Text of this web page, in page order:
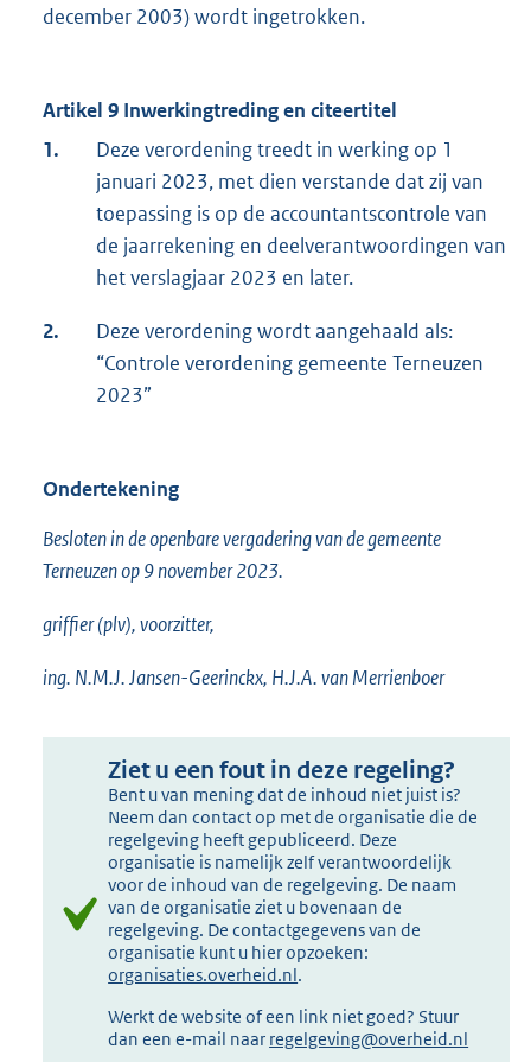
december 2003) wordt ingetrokken.
Artikel 9 Inwerkingtreding en citeertitel
1.
Deze verordening treedt in werking op 1
januari 2023, met dien verstande dat zij van
toepassing is op de accountantscontrole van
de jaarrekening en deelverantwoordingen van
het verslagjaar 2023 en later.
2.
Deze verordening wordt aangehaald als:
“Controle verordening gemeente Terneuzen
2023”
Ondertekening
Besloten in de openbare vergadering van de gemeente
Terneuzen op 9 november 2023.
griffier (plv), voorzitter,
ing. N.M.J. Jansen-Geerinckx, H.J.A. van Merrienboer
Ziet u een fout in deze regeling?
Bent u van mening dat de inhoud niet juist is?
Neem dan contact op met de organisatie die de
regelgeving heeft gepubliceerd. Deze
organisatie is namelijk zelf verantwoordelijk
voor de inhoud van de regelgeving. De naam
van de organisatie ziet u bovenaan de
regelgeving. De contactgegevens van de
organisatie kunt u hier opzoeken:
organisaties.overheid.nl.
Werkt de website of een link niet goed? Stuur
dan een e-mail naar regelgeving@overheid.nl